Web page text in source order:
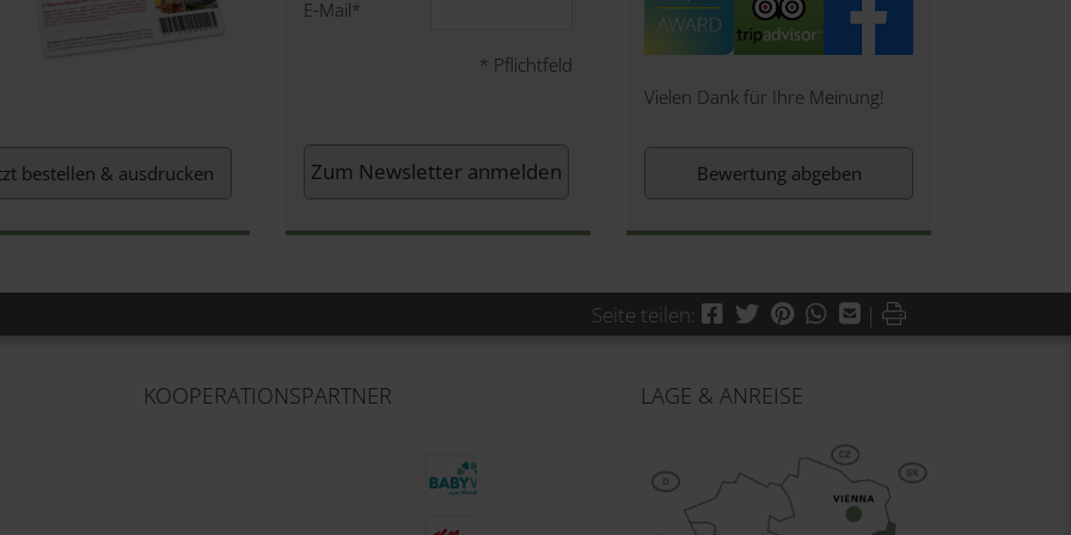
bestellen & ausdrucken
E-Mail*
* Pflichtfeld
Vielen Dank für Ihre Meinung!
Bewertung abgeben
Seite teilen: Facebook
Twitter
PinterestWhatsApp
Mail
| Drucken
KOOPERATIONSPARTNER LAGE & ANREISE